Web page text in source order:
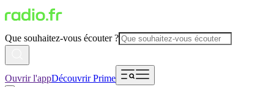
Que souhaitez-vous écouter ?
Ouvrir l'appDécouvrir Prime